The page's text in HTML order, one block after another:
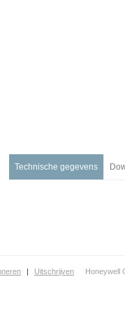
Technische gegevens
| Uitschrijven Honeywell